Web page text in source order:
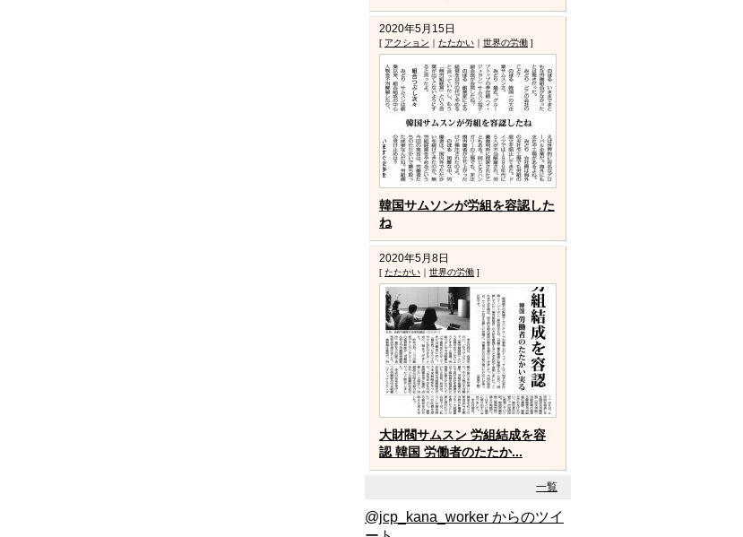
2020年5月15日
[ アクション ｜ たたかい ｜ 世界の労働 ]
韓国サムソンが労組を容認した
ね
2020年5月8日
[ たたかい ｜ 世界の労働 ]
大財閥サムスン 労組結成を容
認 韓国 労働者のたたか...
一覧
@jcp_kana_worker からのツイ